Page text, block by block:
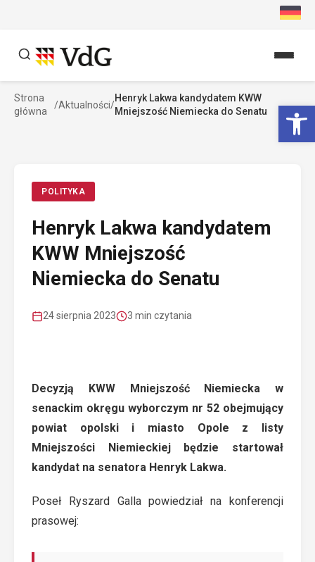
Szukaj
Strona
główna
/Aktualności/
Henryk Lakwa kandydatem KWW
Mniejszość Niemiecka do Senatu
POLITYKA
Henryk Lakwa kandydatem
KWW Mniejszość
Niemiecka do Senatu
24 sierpnia 2023 3 min czytania
Decyzją KWW Mniejszość Niemiecka w
senackim okręgu wyborczym nr 52 obejmujący
powiat opolski i miasto Opole z listy
Mniejszości Niemieckiej będzie startował
kandydat na senatora Henryk Lakwa.
Poseł Ryszard Galla powiedział na konferencji
prasowej: